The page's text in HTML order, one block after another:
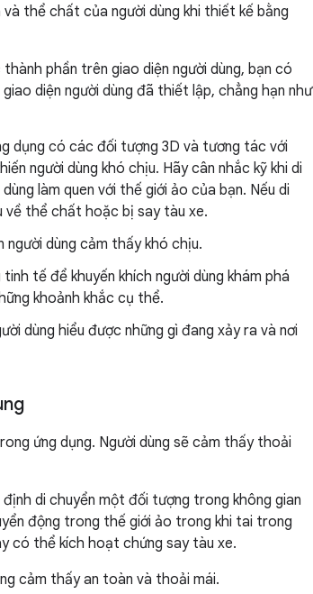
thể chất của người dùng khi thiết kế bằng
phần trên giao diện người dùng, bạn có
diện người dùng đã thiết lập, chẳng hạn như
dụng có các đối tượng 3D và tương tác với
người dùng khó chịu. Hãy cân nhắc kỹ khi di
làm quen với thế giới ảo của bạn. Nếu di
về thể chất hoặc bị say tàu xe.
người dùng cảm thấy khó chịu.
tế để khuyến khích người dùng khám phá
khoảnh khắc cụ thể.
dùng hiểu được những gì đang xảy ra và nơi
ứng dụng. Người dùng sẽ cảm thấy thoải
di chuyển một đối tượng trong không gian
động trong thế giới ảo trong khi tai trong
có thể kích hoạt chứng say tàu xe.
cảm thấy an toàn và thoải mái.